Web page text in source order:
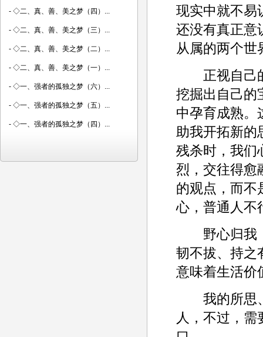
现实中就不易
还没有真正意
从属的两个世
正视自己的
挖掘出自己的
中孕育成熟。
助我开拓新的
残杀时，我们
烈，交往得愈
的观点，而不
心，普通人不
野心归我，
韧不拔、持之
意味着生活价
我的所思、
人，不过，
- ◇二、真、善、美之梦（四）...
- ◇二、真、善、美之梦（三）...
- ◇二、真、善、美之梦（二）...
- ◇二、真、善、美之梦（一）...
- ◇一、强者的孤独之梦（六）...
- ◇一、强者的孤独之梦（五）...
- ◇一、强者的孤独之梦（四）...